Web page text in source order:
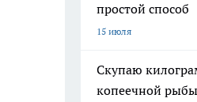
простой способ
15 июля
Скупаю
копеечной